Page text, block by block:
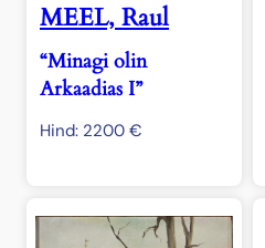
MEEL, Raul
“Minagi olin
Arkaadias I”
Hind: 2200 €